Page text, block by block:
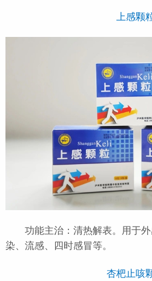
上感颗
功能主治：清热解表。用于外
染、流感、四时感冒等。
杏杷止咳